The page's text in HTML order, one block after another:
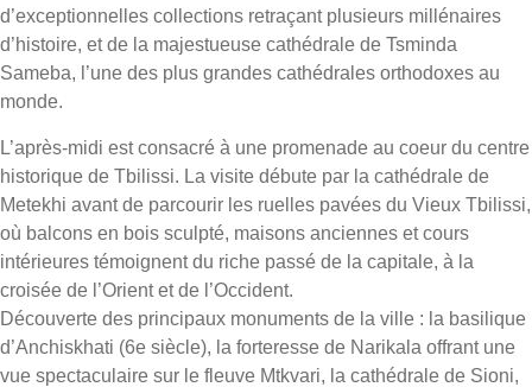
d’exceptionnelles collections retraçant plusieurs millénaires
d’histoire, et de la majestueuse cathédrale de Tsminda
Sameba, l’une des plus grandes cathédrales orthodoxes au
monde.
L’après-midi est consacré à une promenade au coeur du centre
historique de Tbilissi. La visite débute par la cathédrale de
Metekhi avant de parcourir les ruelles pavées du Vieux Tbilissi,
où balcons en bois sculpté, maisons anciennes et cours
intérieures témoignent du riche passé de la capitale, à la
croisée de l’Orient et de l’Occident.
Découverte des principaux monuments de la ville : la basilique
d’Anchiskhati (6e siècle), la forteresse de Narikala offrant une
vue spectaculaire sur le fleuve Mtkvari, la cathédrale de Sioni,